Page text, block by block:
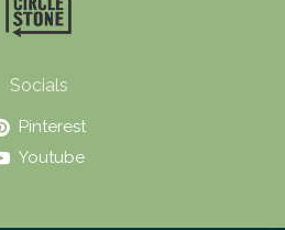
Socials
Pinterest
Youtube